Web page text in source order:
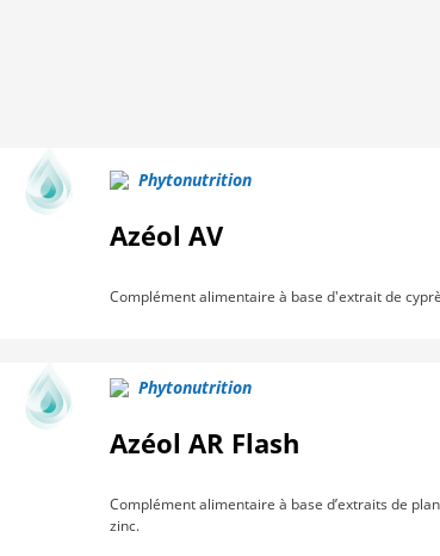
Phytonutrition
Azéol AV
Complément alimentaire à base d'extrait de
Phytonutrition
Azéol AR Flash
Complément alimentaire à base d’extraits de
zinc.